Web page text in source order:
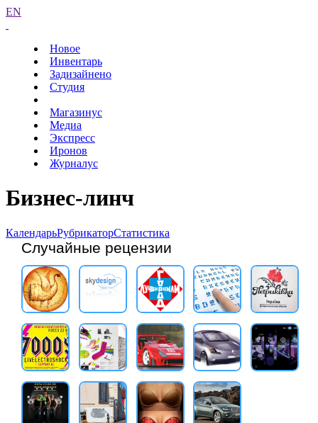
EN
Новое
Инвентарь
Задизайнено
Студия
Магазинус
Медиа
Экспресс
Иронов
Журналус
Бизнес-линч
КалендарьРубрикаторСтатистика
Случайные рецензии